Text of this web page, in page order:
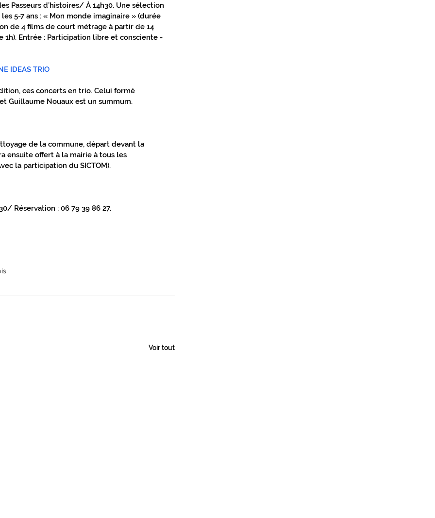
Passeurs d’histoires/ À 14h30. Une sélection
5-7 ans : « Mon monde imaginaire » (durée
de 4 films de court métrage à partir de 14
1h). Entrée : Participation libre et consciente -
IDEAS TRIO
ces concerts en trio. Celui formé
Guillaume Nouaux est un summum.
de la commune, départ devant la
ensuite offert à la mairie à tous les
la participation du SICTOM).
Réservation : 06 79 39 86 27.
Voir tout